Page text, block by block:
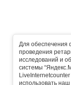
Для обеспечения
проведения
исследований и
системы
использовать